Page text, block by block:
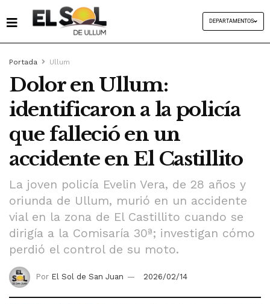
DEPARTAMENTOS
Portada Ullum
Dolor en Ullum:
identificaron a la policía
que falleció en un
accidente en El Castillito
La joven policía Evelin Vera, de 28 años y
oriunda de Ullum, murió en un accidente
vial en la zona de El Castillito cuando se
dirigía a la Comisaría 30ª; investigan cómo
perdió el control de su moto.
Por El Sol de San Juan 2026/02/14